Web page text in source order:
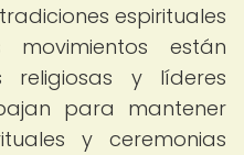
espirituales
movimientos están
religiosas y líderes
para mantener
y ceremonias